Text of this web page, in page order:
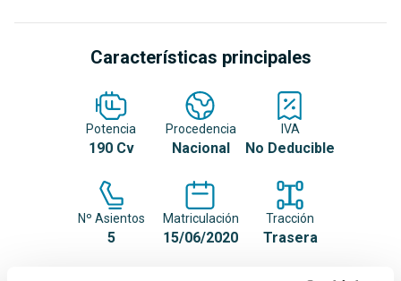
Características principales
Potencia
190 Cv
Procedencia
Nacional
IVA
No Deducible
Nº Asientos
5
Matriculación
15/06/2020
Tracción
Trasera